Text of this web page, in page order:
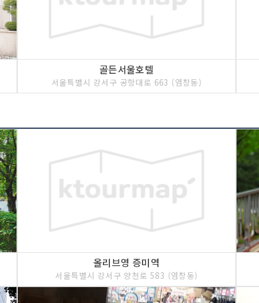
골든서울호텔
서울특별시 강서구 공항대로 663 (염창동)
올리브영 증미역
서울특별시 강서구 양천로 583 (염창동)